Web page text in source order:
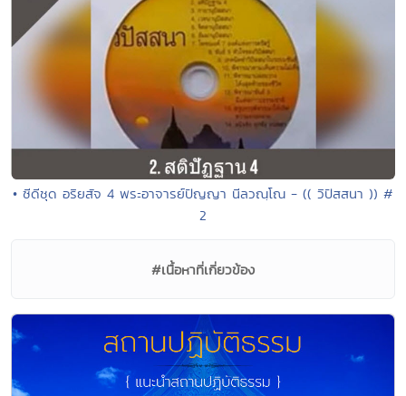
• ซีดีชุด อริยสัจ 4 พระอาจารย์ปัญญา นีลวณฺโณ - (( วิปัสสนา )) #
2
#เนื้อหาที่เกี่ยวข้อง